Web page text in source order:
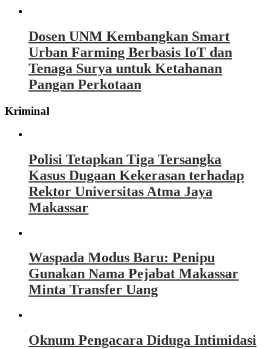
Dosen UNM Kembangkan Smart
Urban Farming Berbasis IoT dan
Tenaga Surya untuk Ketahanan
Pangan Perkotaan
Kriminal
Polisi Tetapkan Tiga Tersangka
Kasus Dugaan Kekerasan terhadap
Rektor Universitas Atma Jaya
Makassar
Waspada Modus Baru: Penipu
Gunakan Nama Pejabat Makassar
Minta Transfer Uang
Oknum Pengacara Diduga Intimidasi